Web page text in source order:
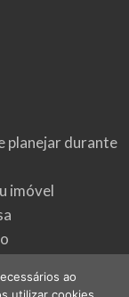
planejar durante
imóvel
do mercado
ao